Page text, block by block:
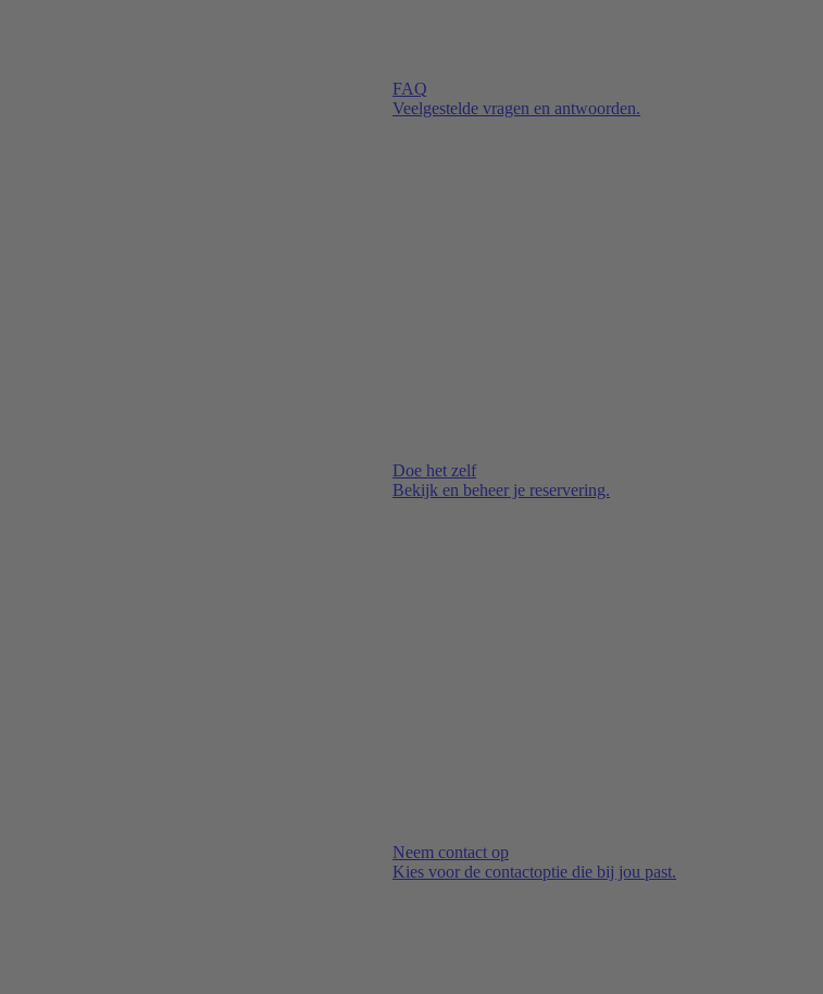
FAQ
Veelgestelde vragen en antwoorden.
Doe het zelf
Bekijk en beheer je reservering.
Neem contact op
Kies voor de contactoptie die bij jou past.